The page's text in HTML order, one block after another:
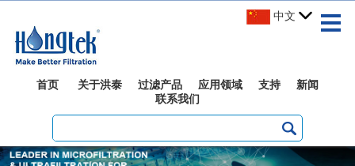
中文
首页 关于洪泰 过滤产品 应用领域 支持
新闻
联系我们